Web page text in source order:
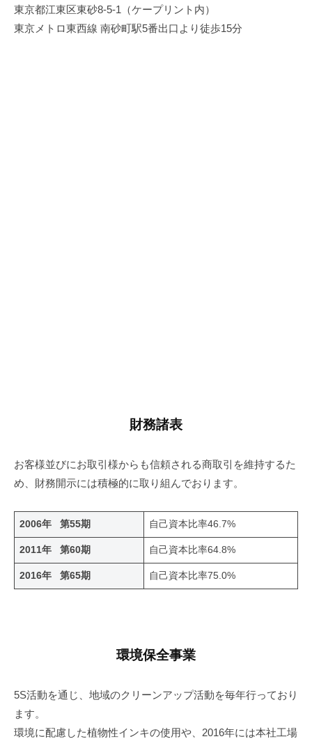
東京都江東区東砂8-5-1（ケープリント内）
東京メトロ東西線 南砂町駅5番出口より徒歩15分
財務諸表
お客様並びにお取引様からも信頼される商取引を維持するた
め、財務開示には積極的に取り組んでおります。
2006年 第55期 自己資本比率46.7%
2011年 第60期 自己資本比率64.8%
2016年 第65期 自己資本比率75.0%
環境保全事業
5S活動を通じ、地域のクリーンアップ活動を毎年行っており
ます。
環境に配慮した植物性インキの使用や、2016年には本社工場